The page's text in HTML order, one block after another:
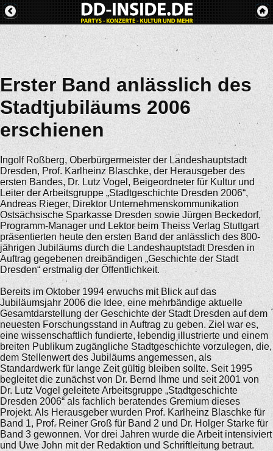
Erster Band anlässlich des
Stadtjubiläums 2006
erschienen
Ingolf Roßberg, Oberbürgermeister der Landeshauptstadt
Dresden, Prof. Karlheinz Blaschke, der Herausgeber des
ersten Bandes, Dr. Lutz Vogel, Beigeordneter für Kultur und
Leiter der Arbeitsgruppe „Stadtgeschichte Dresden 2006“,
Andreas Rieger, Direktor Unternehmenskommunikation
Ostsächsische Sparkasse Dresden sowie Jürgen Beckedorf,
Programm-Manager und Lektor beim Theiss Verlag Stuttgart
präsentierten heute den ersten Band der anlässlich des 800-
jährigen Jubiläums durch die Landeshauptstadt Dresden in
Auftrag gegebenen dreibändigen „Geschichte der Stadt
Dresden“ erstmalig der Öffentlichkeit.
Bereits im Oktober 1994 erwuchs mit Blick auf das
Jubiläumsjahr 2006 die Idee, eine mehrbändige aktuelle
Gesamtdarstellung der Geschichte der Stadt Dresden auf dem
neuesten Forschungsstand in Auftrag zu geben. Ziel war es,
eine wissenschaftlich fundierte, lebendig illustrierte und einem
breiten Publikum zugängliche Stadtgeschichte vorzulegen, die,
dem Stellenwert des Jubiläums angemessen, als
Standardwerk für lange Zeit gültig bleiben sollte. Seit 1995
begleitet die zunächst von Dr. Bernd Ihme und seit 2001 von
Dr. Lutz Vogel geleitete Arbeitsgruppe „Stadtgeschichte
Dresden 2006“ als fachlich beratendes Gremium dieses
Projekt. Als Herausgeber wurden Prof. Karlheinz Blaschke für
Band 1, Prof. Reiner Groß für Band 2 und Dr. Holger Starke für
Band 3 gewonnen. Vor drei Jahren wurde die Arbeit intensiviert
und Uwe John mit der Redaktion und Schriftleitung betraut.